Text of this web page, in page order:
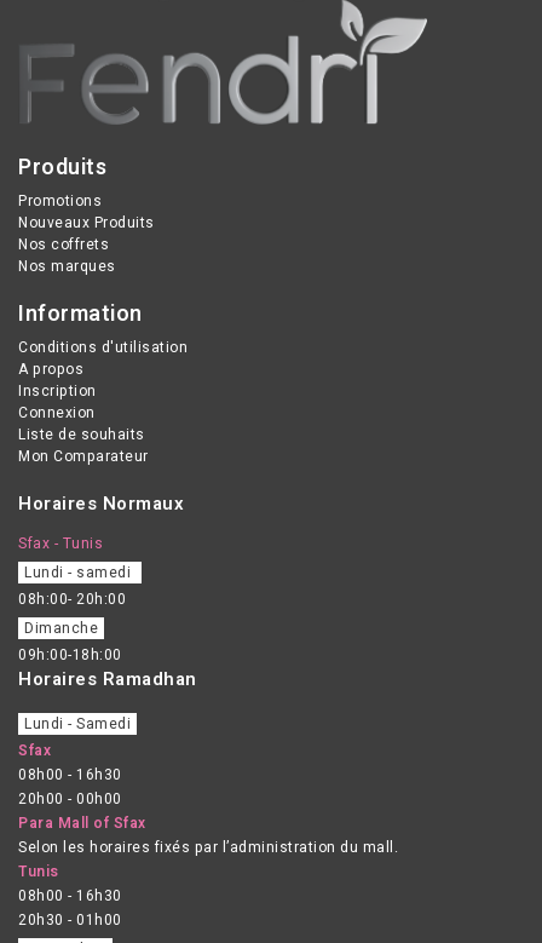
Produits
Promotions
Nouveaux Produits
Nos coffrets
Nos marques
Information
Conditions d'utilisation
A propos
Inscription
Connexion
Liste de souhaits
Mon Comparateur
Horaires Normaux
Sfax - Tunis
Lundi - samedi
08h:00- 20h:00
Dimanche
09h:00-18h:00
Horaires Ramadhan
Lundi - Samedi
Sfax
08h00 - 16h30
20h00 - 00h00
Para Mall of Sfax
Selon les horaires fixés par l’administration du mall.
Tunis
08h00 - 16h30
20h30 - 01h00